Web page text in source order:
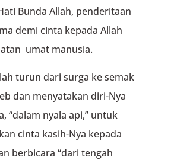
Bunda Allah, penderi­taan
demi cinta kepada Allah
umat manusia.
turun dari surga ke semak
dan menyatakan diri-Nya
“dalam nyala api,” untuk
cinta kasih-Nya kepada
berbicara “dari tengah